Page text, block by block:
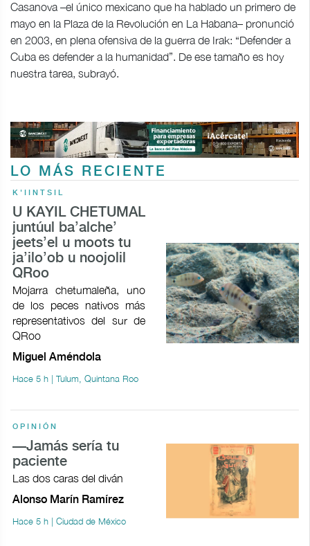
Casanova –el único mexicano que ha hablado un primero de
mayo en la Plaza de la Revolución en La Habana– pronunció
en 2003, en plena ofensiva de la guerra de Irak: “Defender a
Cuba es defender a la humanidad”. De ese tamaño es hoy
nuestra tarea, subrayó.
LO MÁS RECIENTE
K'IINTSIL
U KAYIL CHETUMAL
juntúul ba’alche’
jeets’el u moots tu
ja’ilo’ob u noojolil
QRoo
Mojarra chetumaleña, uno
de los peces nativos más
representativos del sur de
QRoo
Miguel Améndola
Hace 5 h | Tulum, Quintana Roo
OPINIÓN
—Jamás sería tu
paciente
Las dos caras del diván
Alonso Marín Ramírez
Hace 5 h | Ciudad de México